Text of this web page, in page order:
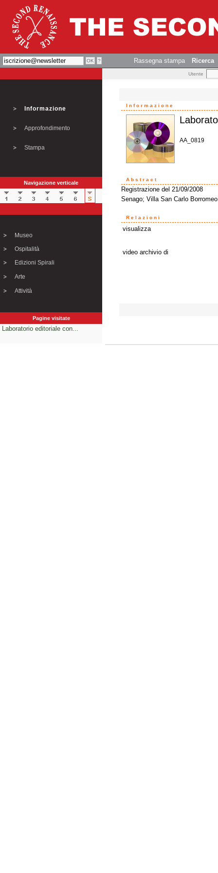
Rassegna stampa Ricerca
Utente
Informazione
Approfondimento
Stampa
Navigazione verticale
Museo
Ospitalità
Edizioni Spirali
Arte
Attività
Pagine visitate
Laboratorio editoriale con...
Informazione
AA_0819
Abstract
Registrazione del 21/09/2008
Senago; Villa San Carlo Borromeo
Relazioni
visualizza
video archivio di